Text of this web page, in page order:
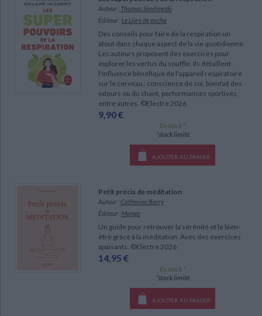
CHARGEMENT...
Bibliothèque de la Pléiade Critique et histoire littéraire
Classiques scolaires Littérature ancienne et médiévale
Littérature de voyage Audio - Livres lus
Littérature en version originale Humour
Ecologie - Environnement Religions - Spiritualités
Histoire de France Biographies historiques
Histoire - Généralités Histoire des pays
Histoire ancienne Géographie
Culture scientifique
Danse Auteur : Thomas Similowski
Éditeur : Le Livre de poche
Des conseils pour faire de la respiration un
atout dans chaque aspect de la vie quotidienne.
Les auteurs proposent des exercices pour
explorer les vertus du souffle. Ils détaillent
l'influence bénéfique de l'appareil respiratoire
sur le cerveau : conscience de soi, bienfait des
odeurs ou du chant, performances sportives,
entre autres. ©Electre 2026
9,90 €
En stock *
*stock limité
AJOUTER AU PANIER
Petit précis de méditation
Auteur : Catherine Barry
Éditeur : Mango
Un guide pour retrouver la sérénité et le bien-
être grâce à la méditation. Avec des exercices
apaisants. ©Electre 2026
14,95 €
En stock *
*stock limité
AJOUTER AU PANIER